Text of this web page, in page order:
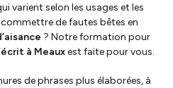
varient selon les usages et les
de fautes bêtes en
? Notre formation pour
à Meauxest faite pour vous.
de phrases plus élaborées, à